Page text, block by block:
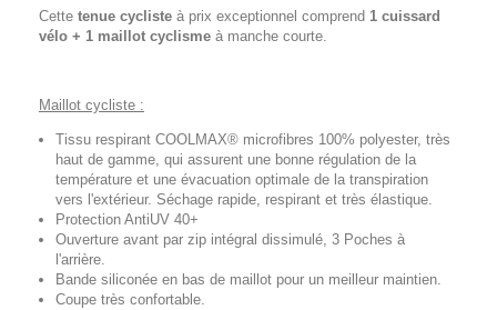
Cette tenue cycliste à prix exceptionnel comprend 1 cuissard
vélo + 1 maillot cyclisme à manche courte.
Maillot cycliste :
Tissu respirant COOLMAX® microfibres 100% polyester, très
haut de gamme, qui assurent une bonne régulation de la
température et une évacuation optimale de la transpiration
vers l'extérieur. Séchage rapide, respirant et très élastique.
Protection AntiUV 40+
Ouverture avant par zip intégral dissimulé, 3 Poches à
l'arrière.
Bande siliconée en bas de maillot pour un meilleur maintien.
Coupe très confortable.